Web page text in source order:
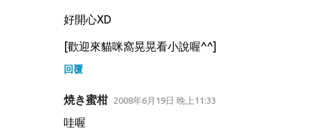
好開心XD
[歡迎來貓咪窩晃晃看小說喔^^]
回覆
焼き蜜柑 2008年6月19日 晚上11:33
哇喔